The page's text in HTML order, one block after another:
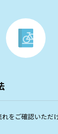
をご確認いただけ